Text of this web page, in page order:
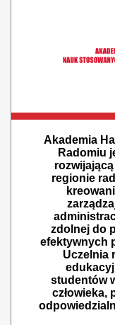
Akademia
Radomiu
regionie
zdolnej do
efektywnych
Uczelnia
studentów
człowieka,